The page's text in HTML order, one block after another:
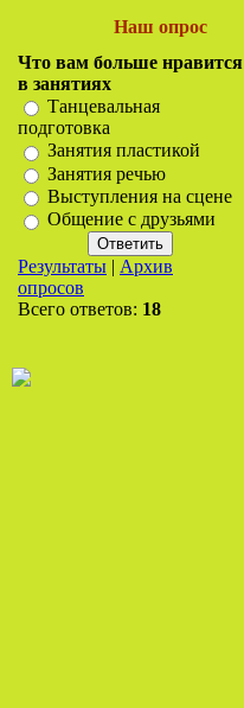
Наш опрос
Что вам больше нравится
в занятиях
Танцевальная
подготовка
Занятия пластикой
Занятия речью
Выступления на сцене
Общение с друзьями
Результаты | Архив
опросов
Всего ответов: 18